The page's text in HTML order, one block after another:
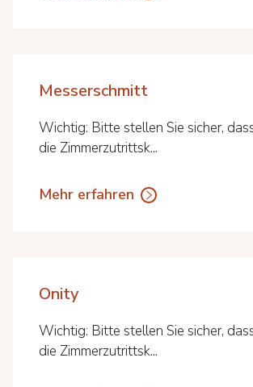
Messerschmitt
Wichtig: Bitte stellen Sie sicher,
die Zimmerzutrittsk...
Mehr erfahren
Onity
Wichtig: Bitte stellen Sie sicher,
die Zimmerzutrittsk...